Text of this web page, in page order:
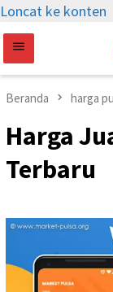
Loncat ke konten
Beranda harga
Harga
Terbaru